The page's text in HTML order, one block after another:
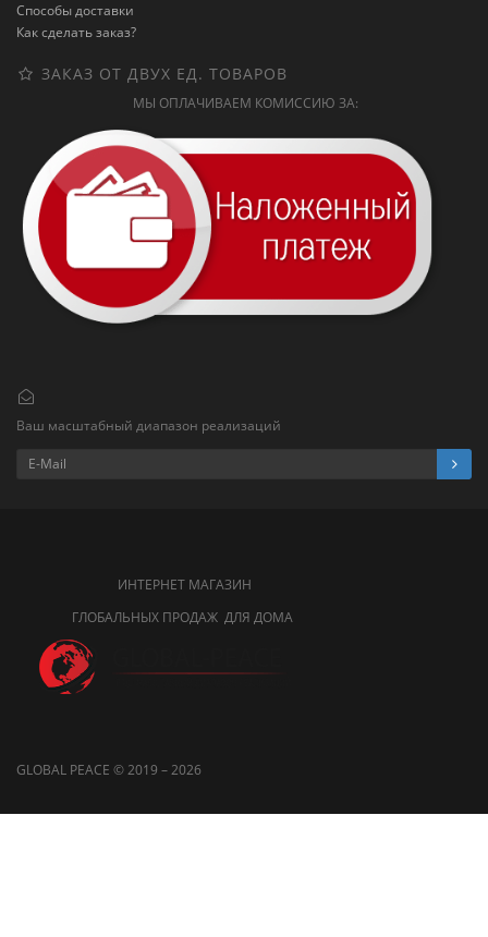
Способы доставки
Как сделать заказ?
ЗАКАЗ ОТ ДВУХ ЕД. ТОВАРОВ
МЫ ОПЛАЧИВАЕМ КОМИССИЮ ЗА:
Ваш масштабный диапазон реализаций
ИНТЕРНЕТ МАГАЗИН
ГЛОБАЛЬНЫХ ПРОДАЖ ДЛЯ ДОМА
GLOBAL PEACE © 2019 – 2026